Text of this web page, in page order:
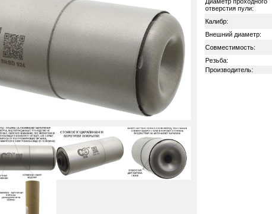
отверстия пули:
Калибр:
Внешний диаметр:
Совместимость:
Резьба:
Производитель: